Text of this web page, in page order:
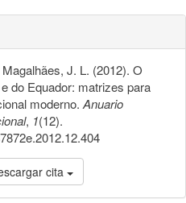
J. L. (2012). O
do Equador: matrizes para
moderno.Anuario
, 1(12).
cita